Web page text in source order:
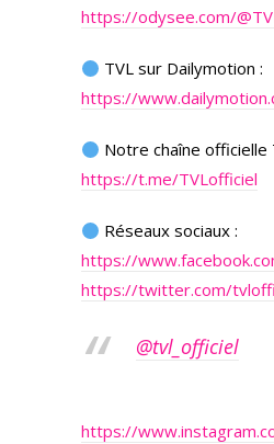
https://odysee.com/
TVL sur Dailymotion :
https://
Notre chaîne officielle
https://t.me/TVLofficiel
Réseaux sociaux :
https://
https://twitter.com/
@tvl_officiel
https://